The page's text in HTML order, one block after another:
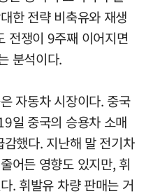
한 전략 비축유와 재생
전쟁이 9주째 이어지면
분석이다.
자동차 시장이다. 중국
일 중국의 승용차 소매
했다. 지난해 말 전기차
어든 영향도 있지만, 휘
. 휘발유 차량 판매는 거